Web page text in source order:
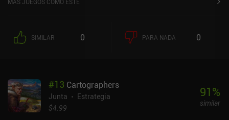
especiales, y si empezamos el juego con una base sólida y
estratégica, nuestras cartas nos permiten construir rápidamente
final de la partida, y el juego cuenta con batallas tanto
multijugador como de un solo jugador contra la IA.Las
ilustraciones de Everdell son muy bonitas, pero por desgracia
MÁS JUEGOS COMO ESTE
SIMILAR 0 PARA NADA 0
#13 Cartographers
Junta
Estrategia
$4.99
91%
similar